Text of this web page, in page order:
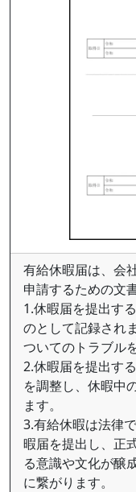
有給休暇届は、会
申請するための文
1.休暇届を提出す
のとして記録され
ついてのトラブル
2.休暇届を提出す
を調整し、休暇中
ます。
3.有給休暇は法律
暇届を提出し、正
る意識や文化が醸
に繋がります。